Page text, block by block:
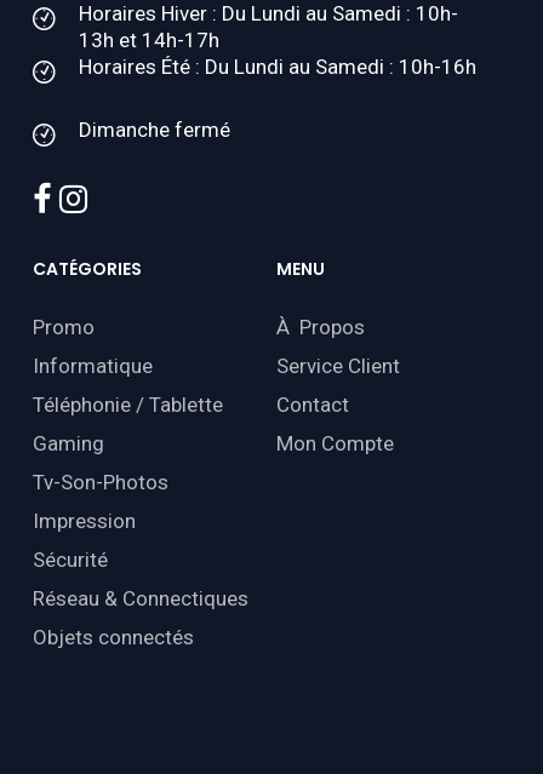
Horaires Hiver : Du Lundi au Samedi : 10h-
13h et 14h-17h
Horaires Été : Du Lundi au Samedi : 10h-16h
Dimanche fermé
facebook
instagram
CATÉGORIES
Promo
Informatique
Téléphonie / Tablette
Gaming
Tv-Son-Photos
Impression
Sécurité
Réseau & Connectiques
Objets connectés
MENU
À Propos
Service Client
Contact
Mon Compte